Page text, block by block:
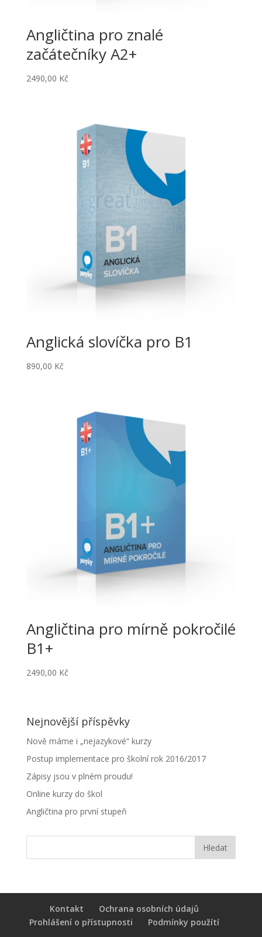
Angličtina pro znalé
začátečníky A2+
2490,00 Kč
Anglická slovíčka pro B1
890,00 Kč
Angličtina pro mírně pokročilé
B1+
2490,00 Kč
Nejnovější příspěvky
Nově máme i „nejazykové“ kurzy
Postup implementace pro školní rok 2016/2017
Zápisy jsou v plném proudu!
Online kurzy do škol
Angličtina pro první stupeň
Kontakt
Ochrana osobních údajů
Prohlášení o přístupnosti
Podmínky použítí